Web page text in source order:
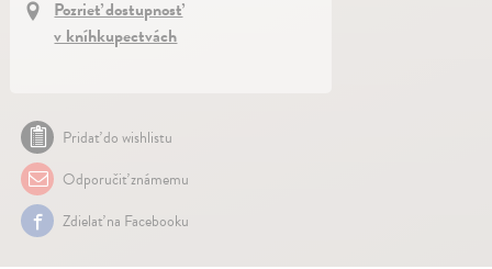
Pozrieť dostupnosť
v kníhkupectvách
Pridať do wishlistu
Odporučiť známemu
Zdielať na Facebooku